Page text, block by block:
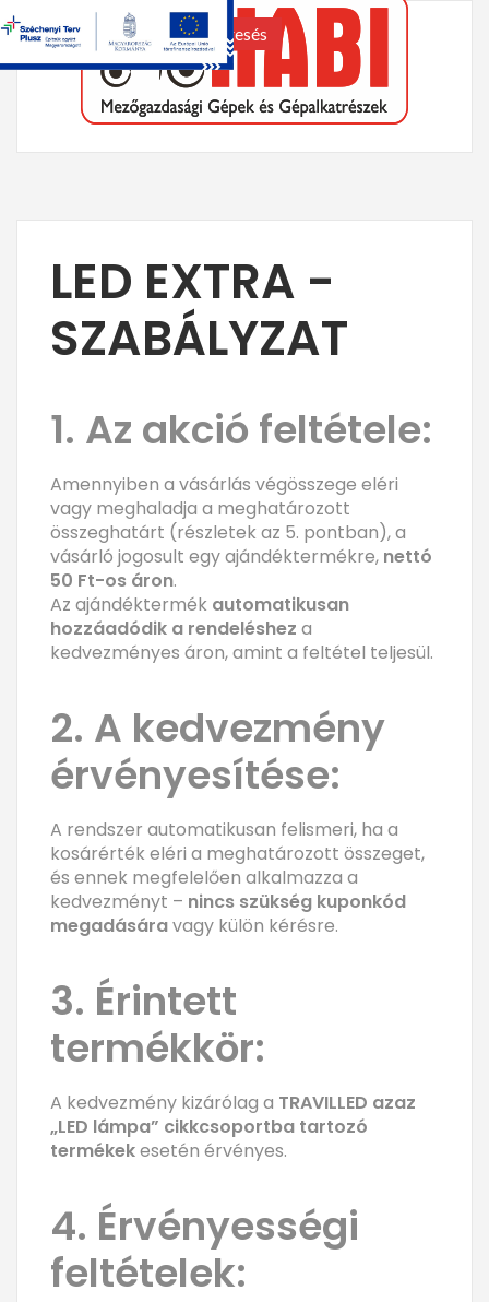
keresés
LED EXTRA -
SZABÁLYZAT
1. Az akció feltétele:
Amennyiben a vásárlás végösszege eléri
vagy meghaladja a meghatározott
összeghatárt (részletek az 5. pontban), a
vásárló jogosult egy ajándéktermékre, nettó
50 Ft-os áron.
Az ajándéktermék automatikusan
hozzáadódik a rendeléshez a
kedvezményes áron, amint a feltétel teljesül.
2. A kedvezmény
érvényesítése:
A rendszer automatikusan felismeri, ha a
kosárérték eléri a meghatározott összeget,
és ennek megfelelően alkalmazza a
kedvezményt – nincs szükség kuponkód
megadásáravagy külön kérésre.
3. Érintett
termékkör:
A kedvezmény kizárólag a TRAVILLED azaz
„LED lámpa” cikkcsoportba tartozó
termékekesetén érvényes.
4. Érvényességi
feltételek: